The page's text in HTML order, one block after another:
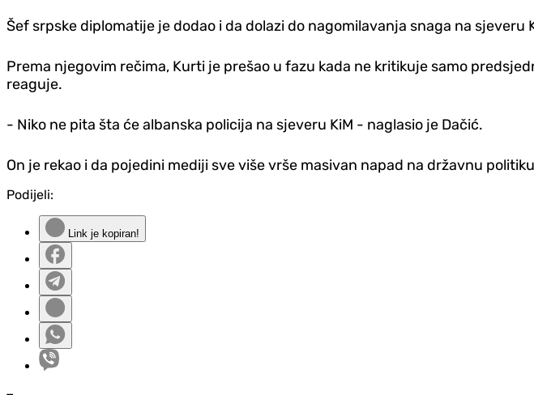
Šef srpske diplomatije je dodao i da dolazi do nagomilavanja snaga na sjeveru
Prema njegovim rečima, Kurti je prešao u fazu kada ne kritikuje samo
reaguje.
- Niko ne pita šta će albanska policija na sjeveru KiM - naglasio je Dačić.
On je rekao i da pojedini mediji sve više vrše masivan napad na državnu
Podijeli:
Link je kopiran!